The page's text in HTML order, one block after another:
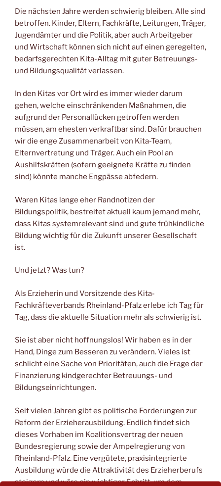
Die nächsten Jahre werden schwierig bleiben. Alle sind
betroffen. Kinder, Eltern, Fachkräfte, Leitungen, Träger,
Jugendämter und die Politik, aber auch Arbeitgeber
und Wirtschaft können sich nicht auf einen geregelten,
bedarfsgerechten Kita-Alltag mit guter Betreuungs-
und Bildungsqualität verlassen.
In den Kitas vor Ort wird es immer wieder darum
gehen, welche einschränkenden Maßnahmen, die
aufgrund der Personallücken getroffen werden
müssen, am ehesten verkraftbar sind. Dafür brauchen
wir die enge Zusammenarbeit von Kita-Team,
Elternvertretung und Träger. Auch ein Pool an
Aushilfskräften (sofern geeignete Kräfte zu finden
sind) könnte manche Engpässe abfedern.
Waren Kitas lange eher Randnotizen der
Bildungspolitik, bestreitet aktuell kaum jemand mehr,
dass Kitas systemrelevant sind und gute frühkindliche
Bildung wichtig für die Zukunft unserer Gesellschaft
ist.
Und jetzt? Was tun?
Als Erzieherin und Vorsitzende des Kita-
Fachkräfteverbands Rheinland-Pfalz erlebe ich Tag für
Tag, dass die aktuelle Situation mehr als schwierig ist.
Sie ist aber nicht hoffnungslos! Wir haben es in der
Hand, Dinge zum Besseren zu verändern. Vieles ist
schlicht eine Sache von Prioritäten, auch die Frage der
Finanzierung kindgerechter Betreuungs- und
Bildungseinrichtungen.
Seit vielen Jahren gibt es politische Forderungen zur
Reform der Erzieherausbildung. Endlich findet sich
dieses Vorhaben im Koalitionsvertrag der neuen
Bundesregierung sowie der Ampelregierung von
Rheinland-Pfalz. Eine vergütete, praxisintegrierte
Ausbildung würde die Attraktivität des Erzieherberufs
steigern und wäre ein wichtiger Schritt, um dem